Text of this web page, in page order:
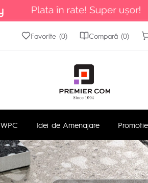
Favorite (0) Compară (0)
WPC Idei de Amenajare Promotie